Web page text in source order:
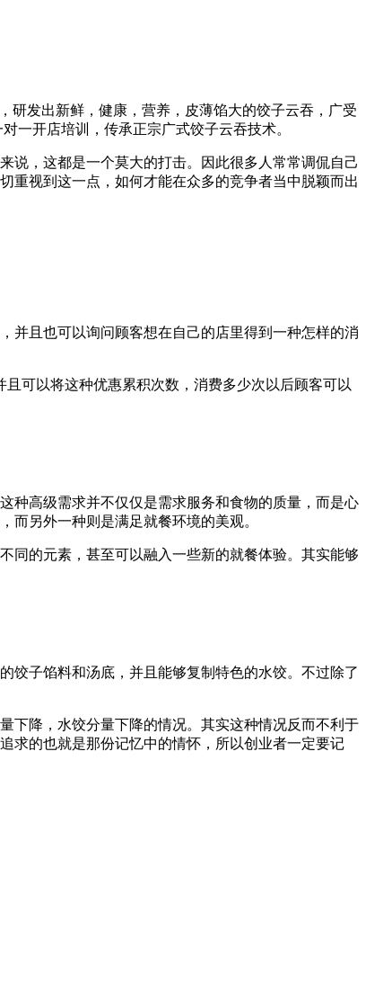
研发出新鲜，健康，营养，皮薄馅大的饺子云吞，广受
一开店培训，传承正宗广式饺子云吞技术。
说，这都是一个莫大的打击。因此很多人常常调侃自己
重视到这一点，如何才能在众多的竞争者当中脱颖而出
并且也可以询问顾客想在自己的店里得到一种怎样的消
可以将这种优惠累积次数，消费多少次以后顾客可以
种高级需求并不仅仅是需求服务和食物的质量，而是心
而另外一种则是满足就餐环境的美观。
同的元素，甚至可以融入一些新的就餐体验。其实能够
饺子馅料和汤底，并且能够复制特色的水饺。不过除了
下降，水饺分量下降的情况。其实这种情况反而不利于
求的也就是那份记忆中的情怀，所以创业者一定要记